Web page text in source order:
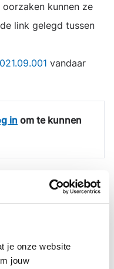
je onze website
jouw
kunnen ze
link gelegd tussen
vandaar
in om te kunnen